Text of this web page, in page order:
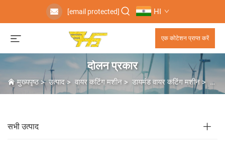
[email protected] HI
एक कोटेशन प्राप्त करें
दोलन प्रकार
मुख्यपृष्ठ> उत्पाद> वायर कटिंग मशीन > डायमंड वायर कटिंग मशीन >
सभी उत्पाद